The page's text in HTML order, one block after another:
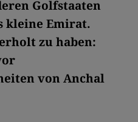
Golfstaaten
kleine Emirat.
zu haben:
von Anchal